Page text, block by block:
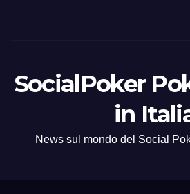
SocialPoker
in
News sul mondo del Social